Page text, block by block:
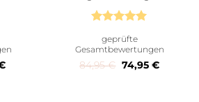
Preis war: 74,95 €
Aktueller Preis ist: 59,95 €.
mit5von
5
geprüfte
Gesamtbewertungen
84,95€ Ursprünglicher
74,95 €